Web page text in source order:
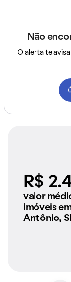
Não
O alerta te
R$
valor
imóveis
Antônio,